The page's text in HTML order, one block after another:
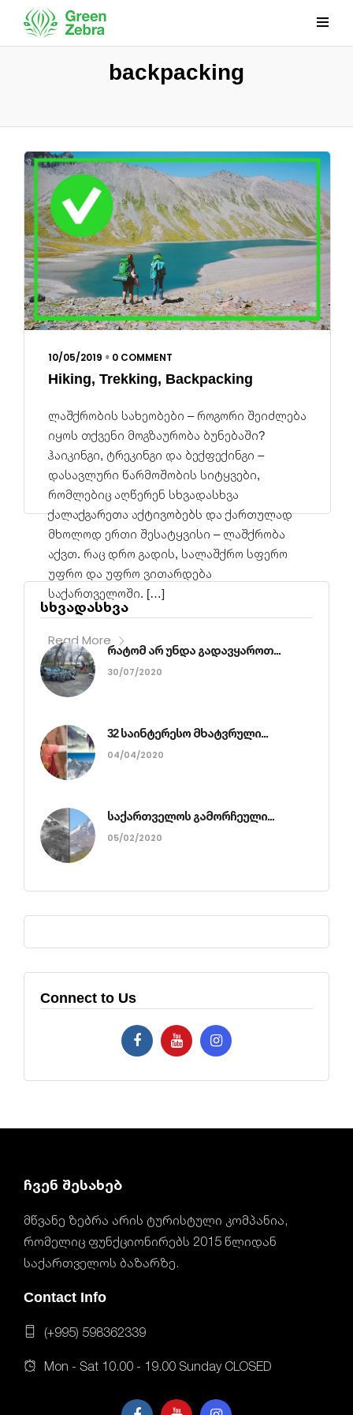
backpacking
10/05/2019 • 0 COMMENT
Hiking, Trekking, Backpacking
ლაშქრობის სახეობები – როგორი შეიძლება
იყოს თქვენი მოგზაურობა ბუნებაში?
ჰაიკინგი, ტრეკინგი და ბექფექინგი –
დასავლური წარმოშობის სიტყვები,
რომლებიც აღწერენ სხვადასხვა
ქალაქგარეთა აქტივობებს და ქართულად
მხოლოდ ერთი შესატყვისი – ლაშქრობა
აქვთ. რაც დრო გადის, სალაშქრო სფერო
უფრო და უფრო ვითარდება
საქართველოში. […]
Read More
სხვადასხვა
რატომ არ უნდა გადავყაროთ...
30/07/2020
32 საინტერესო მხატვრული...
04/04/2020
საქართველოს გამორჩეული...
05/02/2020
Connect to Us
ჩვენ შესახებ
მწვანე ზებრა არის ტურისტული კომპანია,
რომელიც ფუნქციონირებს 2015 წლიდან
საქართველოს ბაზარზე.
Contact Info
(+995) 598362339
Mon - Sat 10.00 - 19.00 Sunday CLOSED